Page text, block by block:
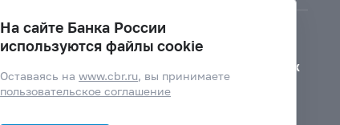
Версия для слабовидящих
На сайте Банка России
используются файлы cookie
Оставаясь наwww.cbr.ru, вы принимаете
пользовательское соглашение